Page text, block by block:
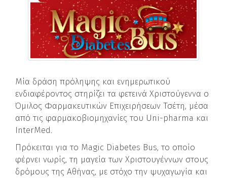
Μία δράση πρόληψης και ενημερωτικού
ενδιαφέροντος στηρίζει τα φετεινά Χριστούγεννα ο
Όμιλος Φαρμακευτικών Επιχειρήσεων Τσέτη, μέσα
από τις φαρμακοβιομηχανίες του Uni-pharma και
InterMed.
Πρόκειται για το Magic Diabetes Bus, το οποίο
φέρνει νωρίς, τη μαγεία των Χριστουγέννων στους
δρόμους της Αθήνας, με στόχο την ψυχαγωγία και